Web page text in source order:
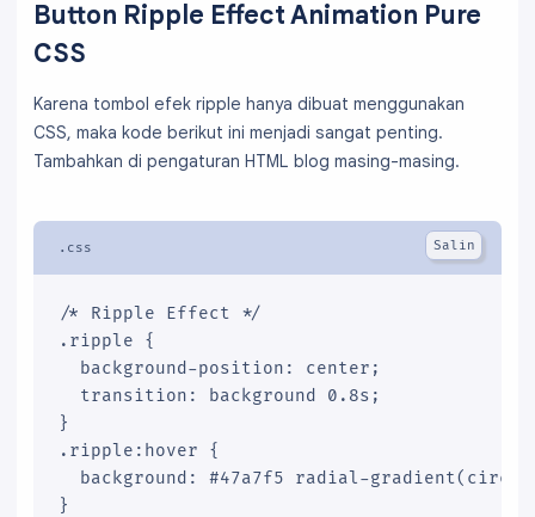
Button Ripple Effect Animation Pure
CSS
Karena tombol efek ripple hanya dibuat menggunakan
CSS, maka kode berikut ini menjadi sangat penting.
Tambahkan di pengaturan HTML blog masing-masing.
/* Ripple Effect */
.ripple {
  background-position: center;
  transition: background 0.8s;
}
.ripple:hover {
background: #47a7f5 radial-
}